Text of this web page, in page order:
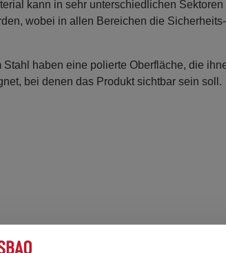
kann in sehr unterschiedlichen
wobei in allen Bereichen die
haben eine polierte Oberfläche, die
bei denen das Produkt sichtbar sein soll.